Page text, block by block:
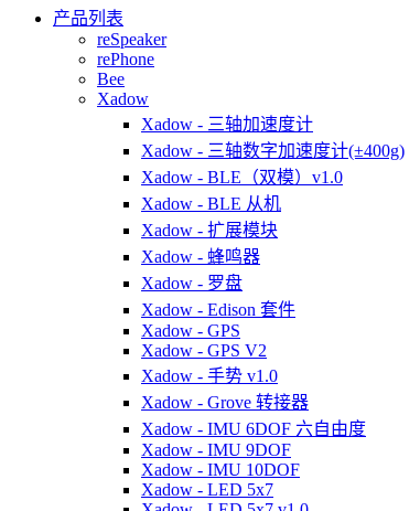
产品列表
reSpeaker
rePhone
Bee
Xadow
Xadow - 三轴加速度计
Xadow - 三轴数字加速度计(±400g)
Xadow - BLE（双模）v1.0
Xadow - BLE 从机
Xadow - 扩展模块
Xadow - 蜂鸣器
Xadow - 罗盘
Xadow - Edison 套件
Xadow - GPS
Xadow - GPS V2
Xadow - 手势 v1.0
Xadow - Grove 转接器
Xadow - IMU 6DOF 六自由度
Xadow - IMU 9DOF
Xadow - IMU 10DOF
Xadow - LED 5x7